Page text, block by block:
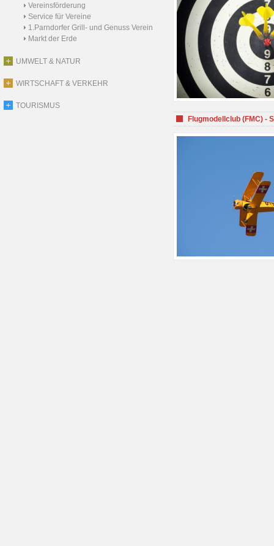
Vereinsförderung
Service für Vereine
1.Parndorfer Grill- und Genuss Verein
Markt der Erde
UMWELT & NATUR
WIRTSCHAFT & VERKEHR
TOURISMUS
Flugmodellclub (FMC) -